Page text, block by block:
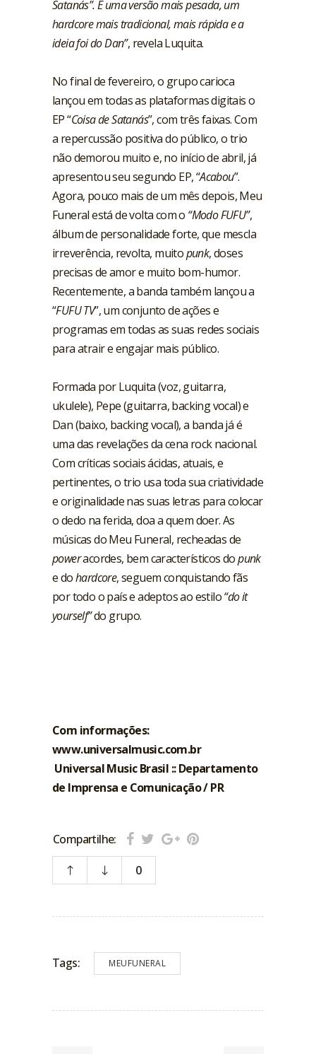
Satanás”. É uma versão mais pesada, um
hardcore mais tradicional, mais rápida e a
ideia foi do Dan”, revela Luquita.
No final de fevereiro, o grupo carioca
lançou em todas as plataformas digitais o
EP “Coisa de Satanás”, com três faixas. Com
a repercussão positiva do público, o trio
não demorou muito e, no início de abril, já
apresentou seu segundo EP, “Acabou”.
Agora, pouco mais de um mês depois, Meu
Funeral está de volta com o “Modo FUFU”,
álbum de personalidade forte, que mescla
irreverência, revolta, muitopunk, doses
precisas de amor e muito bom-humor.
Recentemente, a banda também lançou a
“FUFU TV”, um conjunto de ações e
programas em todas as suas redes sociais
para atrair e engajar mais público.
Formada por Luquita (voz, guitarra,
ukulele), Pepe (guitarra, backing vocal) e
Dan (baixo, backing vocal), a banda já é
uma das revelações da cena rock nacional.
Com críticas sociais ácidas, atuais, e
pertinentes, o trio usa toda sua criatividade
e originalidade nas suas letras para colocar
o dedo na ferida, doa a quem doer. As
músicas do Meu Funeral, recheadas de
poweracordes, bem característicos dopunk
e dohardcore, seguem conquistando fãs
por todo o país e adeptos ao estilo“do it
yourself”do grupo.
Com informações:
www.universalmusic.com.br
Universal Music Brasil :: Departamento
de Imprensa e Comunicação / PR
Compartilhe:
0
Tags: MEUFUNERAL